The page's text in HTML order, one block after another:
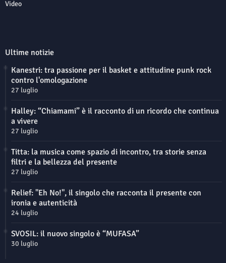
Video
Ultime notizie
Kanestri: tra passione per il basket e attitudine punk rock
contro l'omologazione
27 luglio
Halley: “Chiamami” è il racconto di un ricordo che continua
a vivere
27 luglio
Titta: la musica come spazio di incontro, tra storie senza
filtri e la bellezza del presente
27 luglio
Relief: "Eh No!", il singolo che racconta il presente con
ironia e autenticità
24 luglio
SVOSIL: il nuovo singolo è “MUFASA”
30 luglio